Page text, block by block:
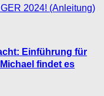
Einführung für
findet es